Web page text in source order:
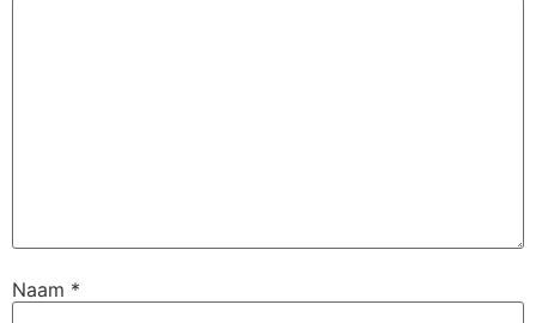
Naam *